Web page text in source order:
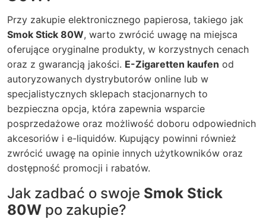
Przy zakupie elektronicznego papierosa, takiego jak
Smok Stick 80W, warto zwrócić uwagę na miejsca
oferujące oryginalne produkty, w korzystnych cenach
oraz z gwarancją jakości. E-Zigaretten kaufen od
autoryzowanych dystrybutorów online lub w
specjalistycznych sklepach stacjonarnych to
bezpieczna opcja, która zapewnia wsparcie
posprzedażowe oraz możliwość doboru odpowiednich
akcesoriów i e-liquidów. Kupujący powinni również
zwrócić uwagę na opinie innych użytkowników oraz
dostępność promocji i rabatów.
Jak zadbać o swoje Smok Stick
80W po zakupie?